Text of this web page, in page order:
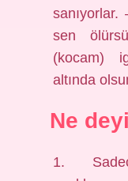
sen
(kocam)
altında
Ne
1.